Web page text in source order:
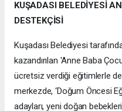
KUŞADASI BELEDİYESİ
DESTEKÇİSİ
Kuşadası Belediyesi
kazandırılan 'Anne Baba
ücretsiz verdiği eğitimlerle
merkezde, ‘Doğum Öncesi
adayları, yeni doğan